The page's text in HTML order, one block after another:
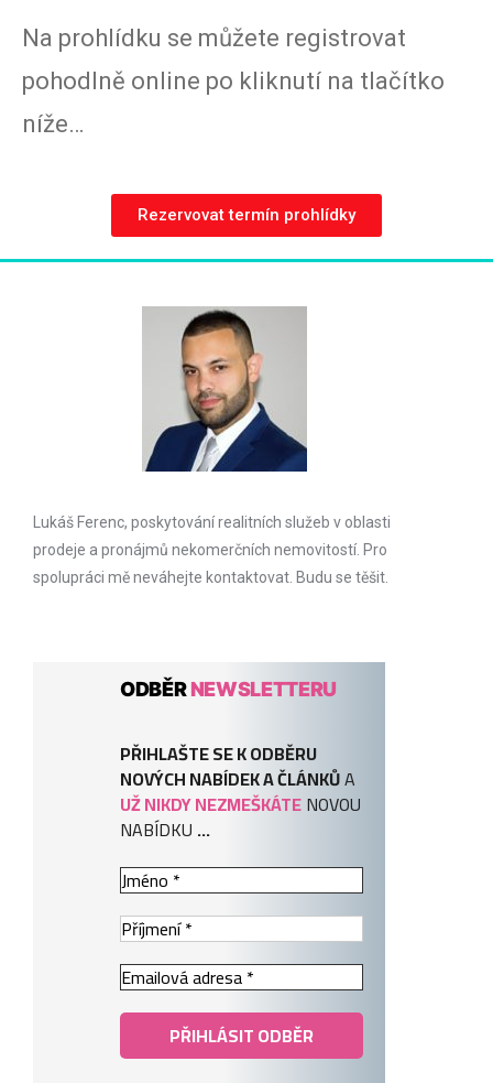
Na prohlídku se můžete registrovat
pohodlně online po kliknutí na tlačítko
níže…
Rezervovat termín prohlídky
Lukáš Ferenc, poskytování realitních služeb v oblasti
prodeje a pronájmů nekomerčních nemovitostí. Pro
spolupráci mě neváhejte kontaktovat. Budu se těšit.
ODBĚRNEWSLETTERU
PŘIHLAŠTE SE K ODBĚRU
NOVÝCH NABÍDEK A ČLÁNKŮA
UŽ NIKDY NEZMEŠKÁTENOVOU
NABÍDKU ...